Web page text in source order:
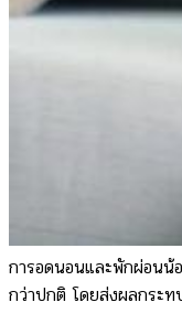
การอดนอนและพักผ่อนน้
กว่าปกติ โดยส่งผลกระ